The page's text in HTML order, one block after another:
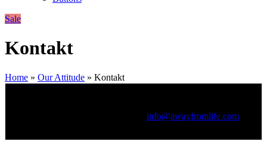
Sale
Kontakt
Home » Our Attitude » Kontakt
info@awayfromlife.com